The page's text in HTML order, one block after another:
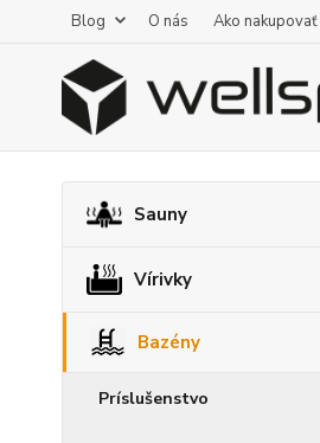
Blog O nás Ako nakupovať
Sauny
Vírivky
Bazény
Príslušenstvo